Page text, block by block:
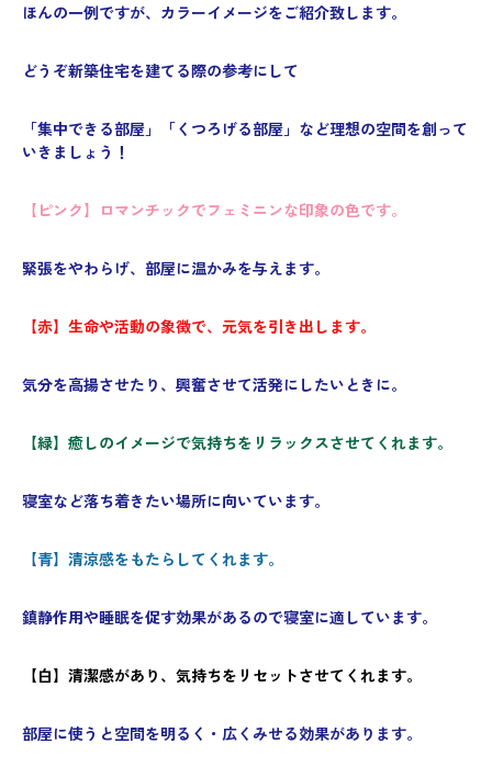
ほんの一例ですが、カラーイメージをご紹介致します。
どうぞ新築住宅を建てる際の参考にして
「集中できる部屋」「くつろげる部屋」など理想の空間を創って
いきましょう！
【ピンク】 ロマンチックでフェミニンな印象の色です。
緊張をやわらげ、部屋に温かみを与えます。
【赤】生命や活動の象徴で、元気を引き出します。
気分を高揚させたり、興奮させて活発にしたいときに。
【緑】 癒しのイメージで気持ちをリラックスさせてくれます。
寝室など落ち着きたい場所に向いています。
【青】 清涼感をもたらしてくれます。
鎮静作用や睡眠を促す効果があるので寝室に適しています。
【白】 清潔感があり、気持ちをリセットさせてくれます。
部屋に使うと空間を明るく・広くみせる効果があります。